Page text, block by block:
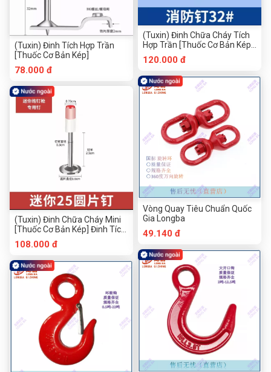
(Tuxin) Đinh Tích Hợp Trần
[Thuốc Cơ Bản Kép]
78.000 đ
(Tuxin) Đinh Chữa Cháy Mini
[Thuốc Cơ Bản Kép] Đinh Tích
Hợp Trần Tròn
108.000 đ
(Tuxin) Đinh Chữa Cháy Tích
Hợp Trần [Thuốc Cơ Bản Kép]
Đinh Pháo Tròn
120.000 đ
Vòng Quay Tiêu Chuẩn Quốc
Gia Longba
49.140 đ